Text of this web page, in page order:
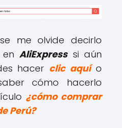
me olvide decirlo
enAliExpresssi aún
hacer clic aquío
cómo hacerlo
¿cómo comprar
Perú?